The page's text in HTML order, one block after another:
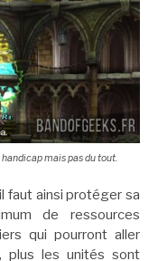
mais pas du tout.
faut ainsi protéger sa
de ressources
qui pourront aller
plus les unités sont